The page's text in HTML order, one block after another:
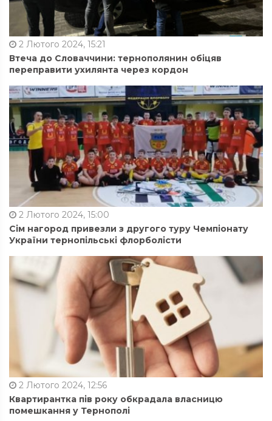
2 Лютого 2024, 15:21
Втеча до Словаччини: тернополянин обіцяв
переправити ухилянта через кордон
2 Лютого 2024, 15:00
Сім нагород привезли з другого туру Чемпіонату
України тернопільські флорболісти
2 Лютого 2024, 12:56
Квартирантка пів року обкрадала власницю
помешкання у Тернополі